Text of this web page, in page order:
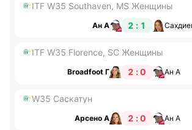
ITF W35 Southaven, MS Женщины
Ан A 2 : 1
ITF W35 Florence, SC Женщины
Broadfoot Г 2 : 0 Ан A
W35 Саскатун
Арсено А 2 : 0 Ан A